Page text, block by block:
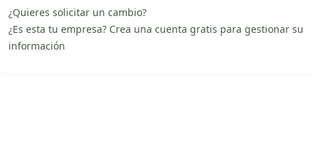
¿Quieres solicitar un cambio?
¿Es esta tu empresa? Crea una cuenta gratis para gestionar su
información